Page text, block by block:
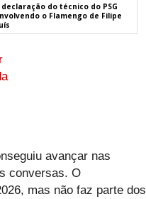
declaração do técnico do PSG
o Flamengo de Filipe
avançar nas
conversas. O
mas não faz parte dos